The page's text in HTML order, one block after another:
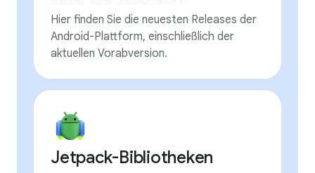
Hier finden Sie die neuesten Releases der
Android-Plattform, einschließlich der
aktuellen Vorabversion.
Jetpack-Bibliotheken